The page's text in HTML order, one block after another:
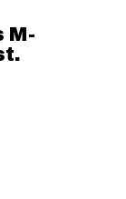
M-